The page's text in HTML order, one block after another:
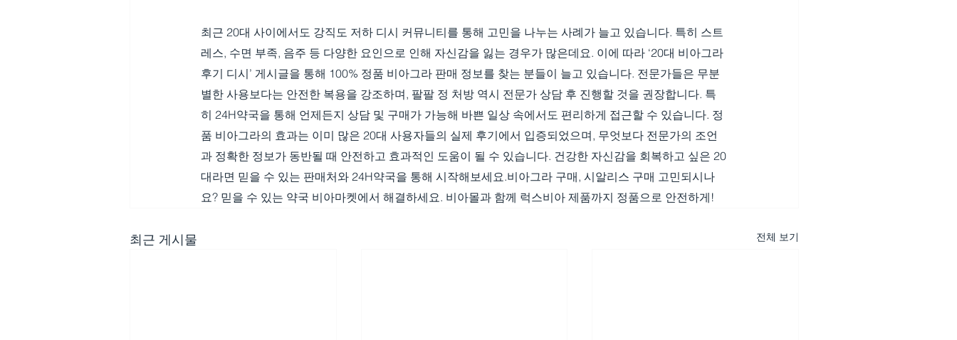
최근 20대 사이에서도 강직도 저하 디시 커뮤니티를 통해 고민을 나누는 사례가 늘고 있습니다. 특히 스트
레스, 수면 부족, 음주 등 다양한 요인으로 인해 자신감을 잃는 경우가 많은데요. 이에 따라 ‘20대 비아그라
후기 디시’ 게시글을 통해 100% 정품 비아그라 판매 정보를 찾는 분들이 늘고 있습니다. 전문가들은 무분
별한 사용보다는 안전한 복용을 강조하며, 팔팔 정 처방 역시 전문가 상담 후 진행할 것을 권장합니다. 특
히 24H약국을 통해 언제든지 상담 및 구매가 가능해 바쁜 일상 속에서도 편리하게 접근할 수 있습니다. 정
품 비아그라의 효과는 이미 많은 20대 사용자들의 실제 후기에서 입증되었으며, 무엇보다 전문가의 조언
과 정확한 정보가 동반될 때 안전하고 효과적인 도움이 될 수 있습니다. 건강한 자신감을 회복하고 싶은 20
대라면 믿을 수 있는 판매처와 24H약국을 통해 시작해보세요.비아그라 구매, 시알리스 구매 고민되시나
요? 믿을 수 있는 약국 비아마켓에서 해결하세요. 비아몰과 함께 럭스비아 제품까지 정품으로 안전하게!
최근 게시물 전체 보기